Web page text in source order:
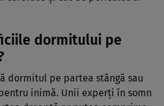
dormitului pe
dormitul pe partea stângă sau
inimă. Unii experți în somn